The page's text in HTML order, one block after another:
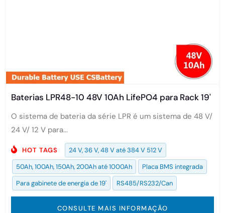
Baterias LPR48-10 48V 10Ah LifePO4 para Rack 19'
O sistema de bateria da série LPR é um sistema de 48 V/
24 V/ 12 V para...
HOT TAGS
24 V, 36 V, 48 V até 384 V 512 V
50Ah, 100Ah, 150Ah, 200Ah até 1000Ah
Placa BMS integrada
Para gabinete de energia de 19'
RS485/RS232/Can
CONSULTE MAIS INFORMAÇÃO